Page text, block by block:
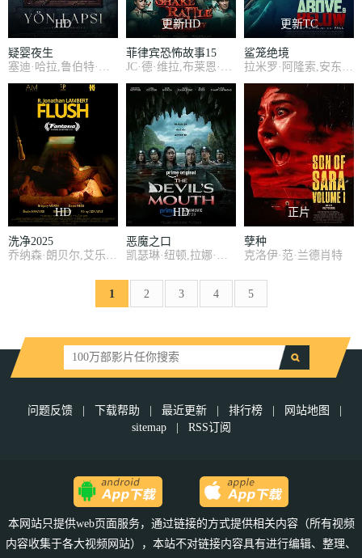
HD
疑婴夜生
更新HD
菲律宾恐怖故事15
更新TC
鲨笼绝境
HD
洗净2025
HD
恶魔之口
正片
孽种
克洛伊·范·兰德肖特
1 2 3 4 5
问题反馈 | 下载帮助 | 最近更新 | 排行榜 | 网站地图
|
sitemap
| RSS订阅
本网站只提供web页面服务，通过链接的方式提供相关内容（所有视频
内容收集于各大视频网站），本站不对链接内容具有进行编辑、整理、